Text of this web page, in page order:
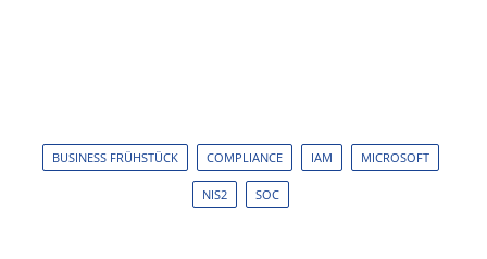
BUSINESS FRÜHSTÜCK COMPLIANCE IAM MICROSOFT
NIS2 SOC